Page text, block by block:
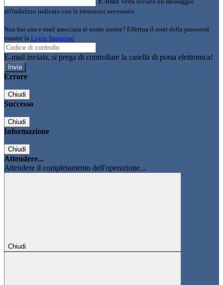
all'indirizzo indicato con le istruzioni necessarie.
Non hai una e-mail associata al nome utente? Effettua il reset della password
tramite la Login Spaggiari
E-mail inviata, si prega di controllare la casella di posta elettronica!
Errore
Chiudi
Successo
Chiudi
Informazione
Chiudi
Attendere...
Attendere il completamento dell'operazione...
Chiudi